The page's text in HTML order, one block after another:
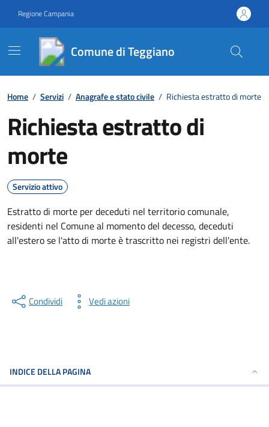
Regione Campania
Comune di Teggiano
Contenuti in evidenza
Home / Servizi / Anagrafe e stato civile / Richiesta estratto di morte
Richiesta estratto di
morte
Servizio attivo
Estratto di morte per deceduti nel territorio comunale,
residenti nel Comune al momento del decesso, deceduti
all'estero se l'atto di morte è trascritto nei registri dell'ente.
Condividi Vedi azioni
INDICE DELLA PAGINA